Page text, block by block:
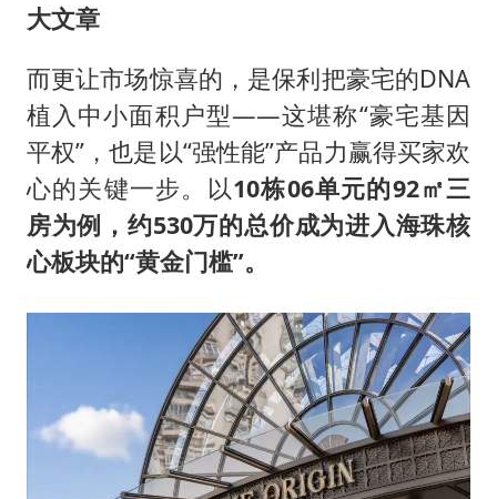
大文章
而更让市场惊喜的，是保利把豪宅的DNA
植入中小面积户型——这堪称“豪宅基因
平权”，也是以“强性能”产品力赢得买家欢
心的关键一步。以10栋06单元的92㎡三
房为例，约530万的总价成为进入海珠核
心板块的“黄金门槛”。